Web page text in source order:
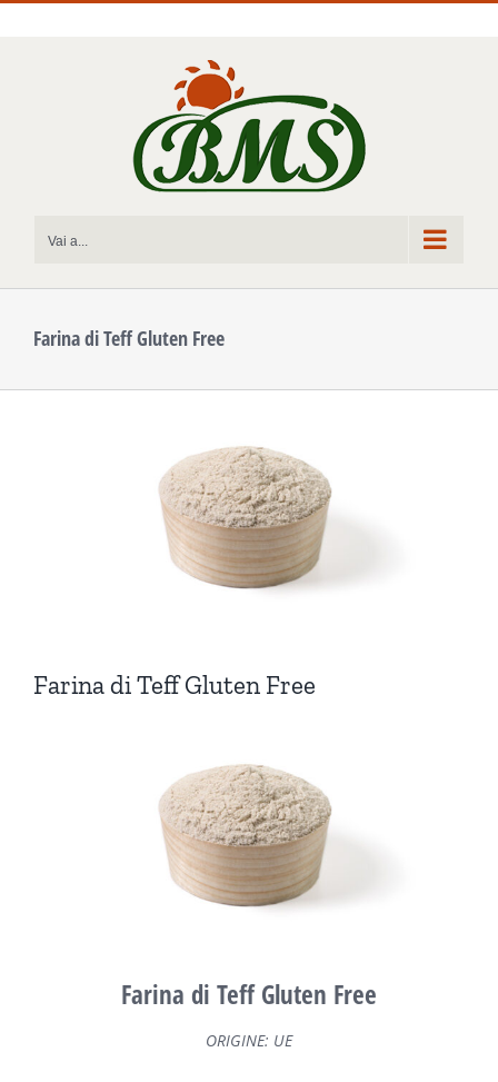
Vai a...
Farina di Teff Gluten Free
Farina di Teff Gluten Free
Farina di Teff Gluten Free
ORIGINE: UE